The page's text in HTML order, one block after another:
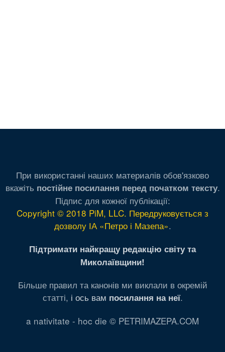
При використанні наших материалів обов'язково
вкажіть постійне посилання перед початком тексту.
Підпис для кожної публікації:
Copyright © 2018 PiM, LLC. Передруковується з
дозволу ІА «Петро і Мазепа».
Підтримати найкращу редакцію світу та
Миколаївщини!
Більше правил та канонів ми виклали в окремій
статті, і ось вам посилання на неї.
a nativitate - hoc die © PETRIMAZEPA.COM